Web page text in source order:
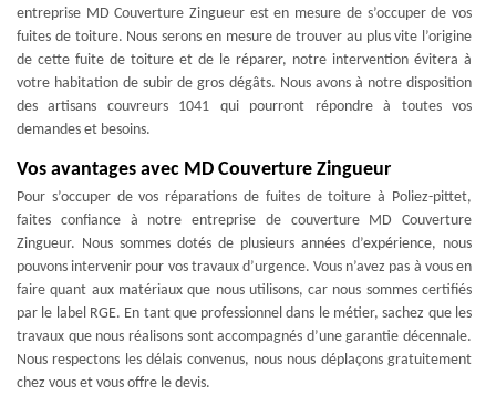
entreprise MD Couverture Zingueur est en mesure de s’occuper de vos
fuites de toiture. Nous serons en mesure de trouver au plus vite l’origine
de cette fuite de toiture et de le réparer, notre intervention évitera à
votre habitation de subir de gros dégâts. Nous avons à notre disposition
des artisans couvreurs 1041 qui pourront répondre à toutes vos
demandes et besoins.
Vos avantages avec MD Couverture Zingueur
Pour s’occuper de vos réparations de fuites de toiture à Poliez-pittet,
faites confiance à notre entreprise de couverture MD Couverture
Zingueur. Nous sommes dotés de plusieurs années d’expérience, nous
pouvons intervenir pour vos travaux d’urgence. Vous n’avez pas à vous en
faire quant aux matériaux que nous utilisons, car nous sommes certifiés
par le label RGE. En tant que professionnel dans le métier, sachez que les
travaux que nous réalisons sont accompagnés d’une garantie décennale.
Nous respectons les délais convenus, nous nous déplaçons gratuitement
chez vous et vous offre le devis.